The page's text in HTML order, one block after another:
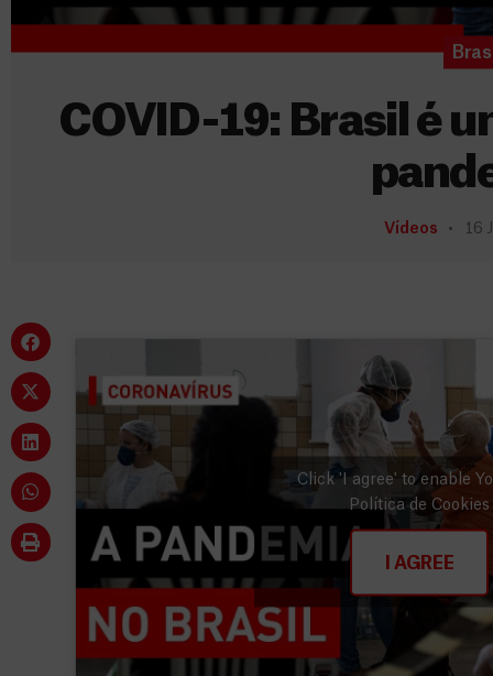
COVID-19: Brasil é
Vídeos 16
Click 'I agree' to enable
Política de Cookies
I AGREE